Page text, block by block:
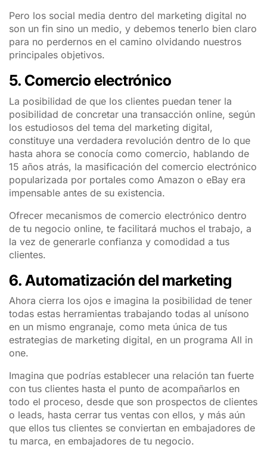
Pero los social media dentro del marketing digital no
son un fin sino un medio, y debemos tenerlo bien claro
para no perdernos en el camino olvidando nuestros
principales objetivos.
5. Comercio electrónico
La posibilidad de que los clientes puedan tener la
posibilidad de concretar una transacción online, según
los estudiosos del tema del marketing digital,
constituye una verdadera revolución dentro de lo que
hasta ahora se conocía como comercio, hablando de
15 años atrás, la masificación del comercio electrónico
popularizada por portales como Amazon o eBay era
impensable antes de su existencia.
Ofrecer mecanismos de comercio electrónico dentro
de tu negocio online, te facilitará muchos el trabajo, a
la vez de generarle confianza y comodidad a tus
clientes.
6. Automatización del marketing
Ahora cierra los ojos e imagina la posibilidad de tener
todas estas herramientas trabajando todas al unísono
en un mismo engranaje, como meta única de tus
estrategias de marketing digital, en un programa All in
one.
Imagina que podrías establecer una relación tan fuerte
con tus clientes hasta el punto de acompañarlos en
todo el proceso, desde que son prospectos de clientes
o leads, hasta cerrar tus ventas con ellos, y más aún
que ellos tus clientes se conviertan en embajadores de
tu marca, en embajadores de tu negocio.